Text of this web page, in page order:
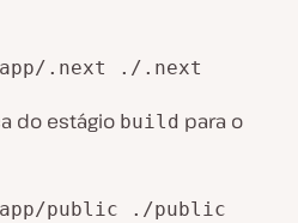
.next ./.next
do estágio build para o
public ./public